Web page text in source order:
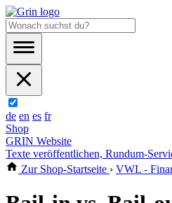
de en es fr
Shop
GRIN Website
Texte veröffentlichen, Rundum-
Zur Shop-Startseite › VWL -